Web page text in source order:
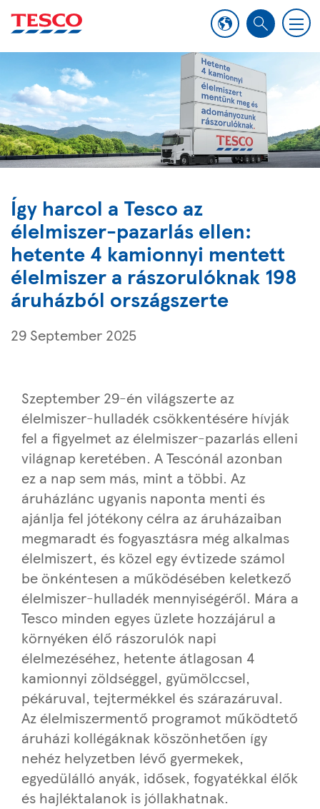
S
c
h
M
e
n
Így harcol a Tesco az
élelmiszer-pazarlás ellen:
hetente 4 kamionnyi mentett
élelmiszer a rászorulóknak 198
áruházból országszerte
29 September 2025
Szeptember 29-én világszerte az
élelmiszer-hulladék csökkentésére hívják
fel a figyelmet az élelmiszer-pazarlás elleni
világnap keretében. A Tescónál azonban
ez a nap sem más, mint a többi. Az
áruházlánc ugyanis naponta menti és
ajánlja fel jótékony célra az áruházaiban
megmaradt és fogyasztásra még alkalmas
élelmiszert, és közel egy évtizede számol
be önkéntesen a működésében keletkező
élelmiszer-hulladék mennyiségéről. Mára a
Tesco minden egyes üzlete hozzájárul a
környéken élő rászorulók napi
élelmezéséhez, hetente átlagosan 4
kamionnyi zöldséggel, gyümölccsel,
pékáruval, tejtermékkel és szárazáruval.
Az élelmiszermentő programot működtető
áruházi kollégáknak köszönhetően így
nehéz helyzetben lévő gyermekek,
egyedülálló anyák, idősek, fogyatékkal élők
és hajléktalanok is jóllakhatnak.